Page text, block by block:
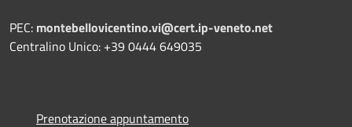
PEC: montebellovicentino.vi@cert.ip-veneto.net
Centralino Unico: +39 0444 649035
Prenotazione appuntamento